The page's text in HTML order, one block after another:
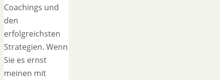
Coachings und
den
erfolgreichsten
Strategien. Wenn
Sie es ernst
meinen mit